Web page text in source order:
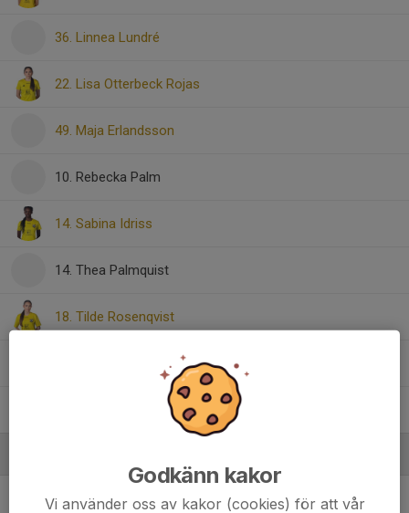
36. Linnea Lundré
22. Lisa Otterbeck Rojas
49. Maja Erlandsson
10. Rebecka Palm
14. Sabina Idriss
14. Thea Palmquist
18. Tilde Rosenqvist
23. Veronica Alvarado
Birhan AkdagTränare
Godkänn kakor
Vi använder oss av kakor (cookies) för att vår